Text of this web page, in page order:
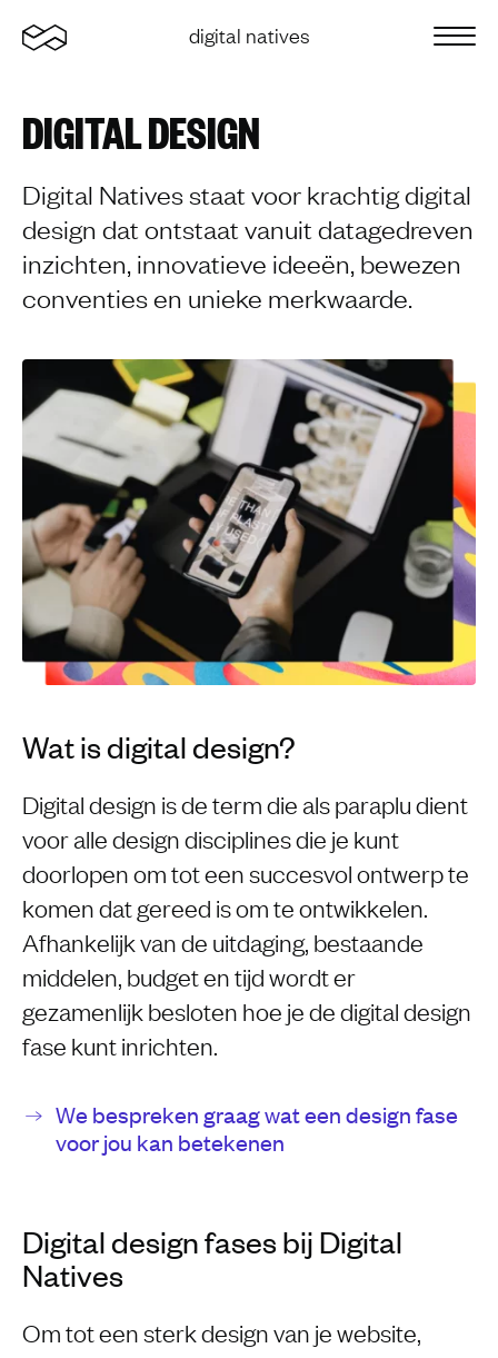
Home Sluit
digital natives
DIGITAL DESIGN
Digital Natives staat voor krachtig digital
design dat ontstaat vanuit datagedreven
inzichten, innovatieve ideeën, bewezen
conventies en unieke merkwaarde.
Wat is digital design?
Digital design is de term die als paraplu dient
voor alle design disciplines die je kunt
doorlopen om tot een succesvol ontwerp te
komen dat gereed is om te ontwikkelen.
Afhankelijk van de uitdaging, bestaande
middelen, budget en tijd wordt er
gezamenlijk besloten hoe je de digital design
fase kunt inrichten.
We bespreken graag wat een design fase
voor jou kan betekenen
Digital design fases bij Digital
Natives
Om tot een sterk design van je website,